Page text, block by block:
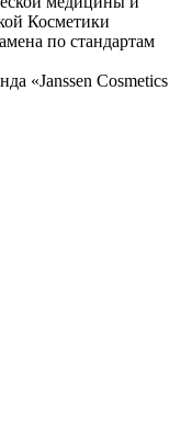
Косметики
по стандартам
«Janssen Cosmetics